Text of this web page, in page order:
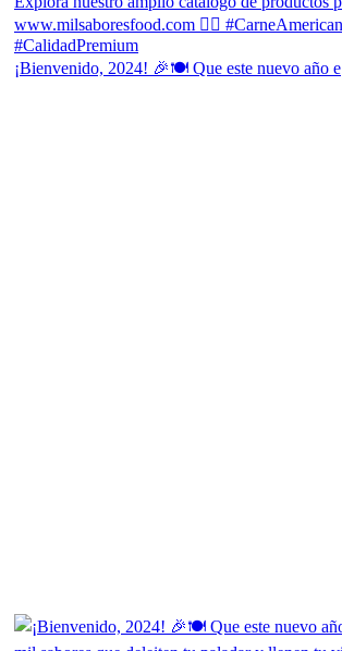
¡Bienvenido, 2024! 🎉🍽 Que este nuevo año e